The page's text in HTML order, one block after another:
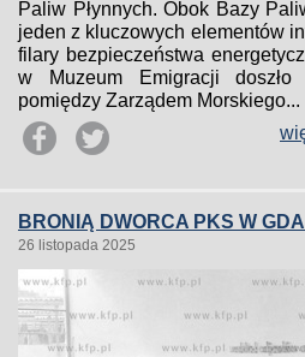
Paliw Płynnych. Obok Bazy
jeden z kluczowych elementów
filary bezpieczeństwa
w Muzeum Emigracji
pomiędzy Zarządem Morskiego...
BRONIĄ DWORCA PKS W
26 listopada 2025